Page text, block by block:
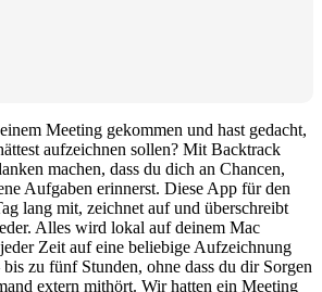
Meeting gekommen und hast gedacht,
aufzeichnen sollen? Mit Backtrack
machen, dass du dich an Chancen,
Aufgaben erinnerst. Diese App für den
lang mit, zeichnet auf und überschreibt
Alles wird lokal auf deinem Mac
Zeit auf eine beliebige Aufzeichnung
zu fünf Stunden, ohne dass du dir Sorgen
extern mithört. Wir hatten ein Meeting